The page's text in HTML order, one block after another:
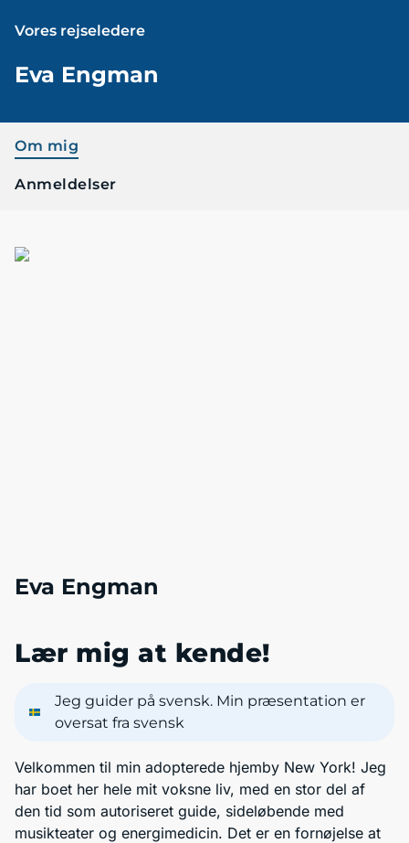
Vores rejseledere
Eva Engman
Om mig
Anmeldelser
Eva Engman
Lær mig at kende!
Jeg guider på svensk. Min præsentation er
oversat fra svensk
Velkommen til min adopterede hjemby New York! Jeg
har boet her hele mit voksne liv, med en stor del af
den tid som autoriseret guide, sideløbende med
musikteater og energimedicin. Det er en fornøjelse at